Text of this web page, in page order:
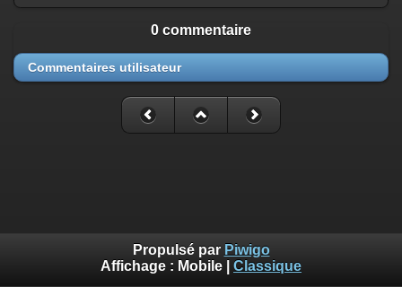
0 commentaire
Commentaires utilisateur
Propulsé par Piwigo
Affichage : Mobile Classique